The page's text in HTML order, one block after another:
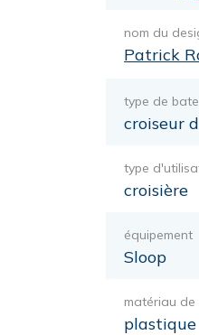
nom du
Patrick
type de
croiseur
type
croisière
équipement
Sloop
matériau de
plastique